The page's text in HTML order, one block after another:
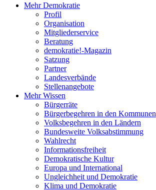
Mehr Demokratie
Profil
Organisation
Mitgliederservice
Beratung
demokratie!-Magazin
Satzung
Partner
Landesverbände
Stellenangebote
Mehr Wissen
Bürgerräte
Bürgerbegehren in den Kommunen
Volksbegehren in den Ländern
Bundesweite Volksabstimmung
Wahlrecht
Informationsfreiheit
Demokratische Kultur
Europa und International
Ungleichheit und Demokratie
Klima und Demokratie